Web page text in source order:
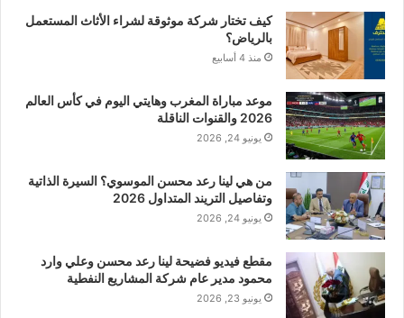
كيف تختار شركة موثوقة لشراء الأثاث المستعمل
بالرياض؟
منذ 4 أسابيع
موعد مباراة المغرب وهايتي اليوم في كأس العالم
2026 والقنوات الناقلة
يونيو 24, 2026
من هي لينا رعد محسن الموسوي؟ السيرة الذاتية
وتفاصيل التريند المتداول 2026
يونيو 24, 2026
مقطع فيديو فضيحة لينا رعد محسن وعلي وارد
محمود مدير عام شركة المشاريع النفطية
يونيو 23, 2026